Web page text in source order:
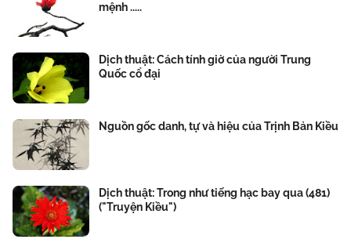
mệnh .....
Dịch thuật: Cách tính giờ của người Trung
Quốc cổ đại
Nguồn gốc danh, tự và hiệu của Trịnh Bản Kiều
Dịch thuật: Trong như tiếng hạc bay qua (481)
("Truyện Kiều")